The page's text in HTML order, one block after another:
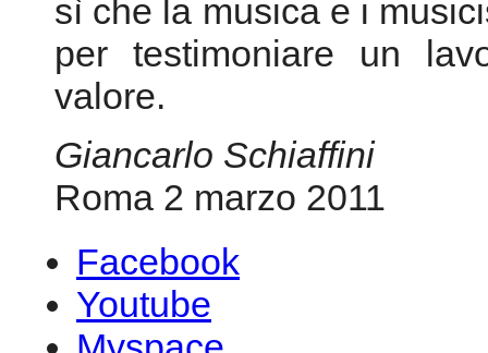
Roma 2 marzo 2011
Facebook
Youtube
Myspace
Youtube
© 2026 Federazione
Copyright- PI
Visitatore # 93.913.013